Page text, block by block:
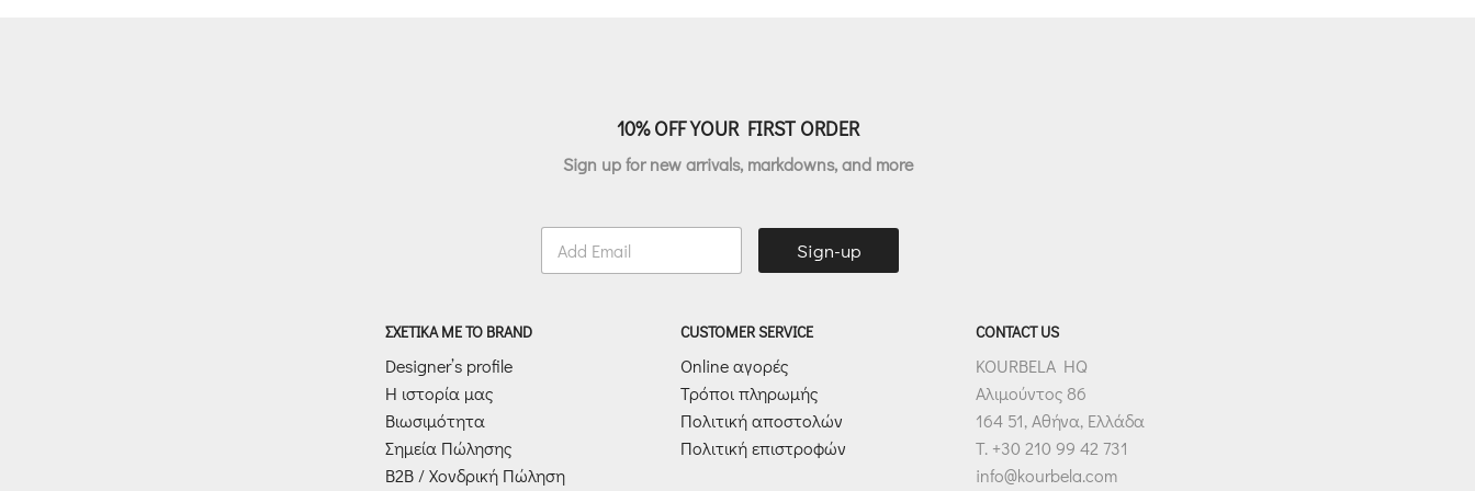
10% OFF YOUR FIRST ORDER
Sign up for new arrivals, markdowns, and more
E
a
Sign-up
ΣΧΕΤΙΚΑ ΜΕ ΤΟ BRAND
Designer’s profile
Η ιστορία μας
Βιωσιμότητα
Σημεία Πώλησης
Β2Β / Χονδρική Πώληση
CUSTOMER SERVICE
Online αγορές
Τρόποι πληρωμής
Πολιτική αποστολών
Πολιτική επιστροφών
CONTACT US
KOURBELA HQ
Αλιμούντος 86
164 51, Αθήνα, Ελλάδα
T. +30 210 99 42 731
info@kourbela.com